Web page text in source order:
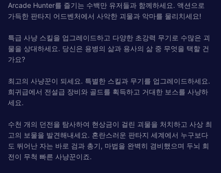
Arcade Hunter를 즐기는 수백만 유저들과 함께하세요. 액션으로
가득한 판타지 어드벤처에서 사악한 괴물과 악마를 물리치세요!
특급 사냥 스킬을 업그레이드하고 다양한 초강력 무기로 수많은 괴
물을 상대하세요. 당신은 용병의 삶과 용사의 삶 중 무엇을 택할 건
가요?
최고의 사냥꾼이 되세요. 특별한 스킬과 무기를 업그레이드하세요.
희귀급에서 전설급 장비와 골드를 획득하고 거대한 보스를 사냥하
세요.
수천 개의 던전을 탐사하여 현상금이 걸린 괴물을 처치하고 사상 최
고의 보물을 발견해내세요. 혼란스러운 판타지 세계에서 누구보다
도 뛰어난 자는 바로 검과 총기, 마법을 완벽히 겸비했으며 두뇌 회
전이 무척 빠른 사냥꾼이죠.